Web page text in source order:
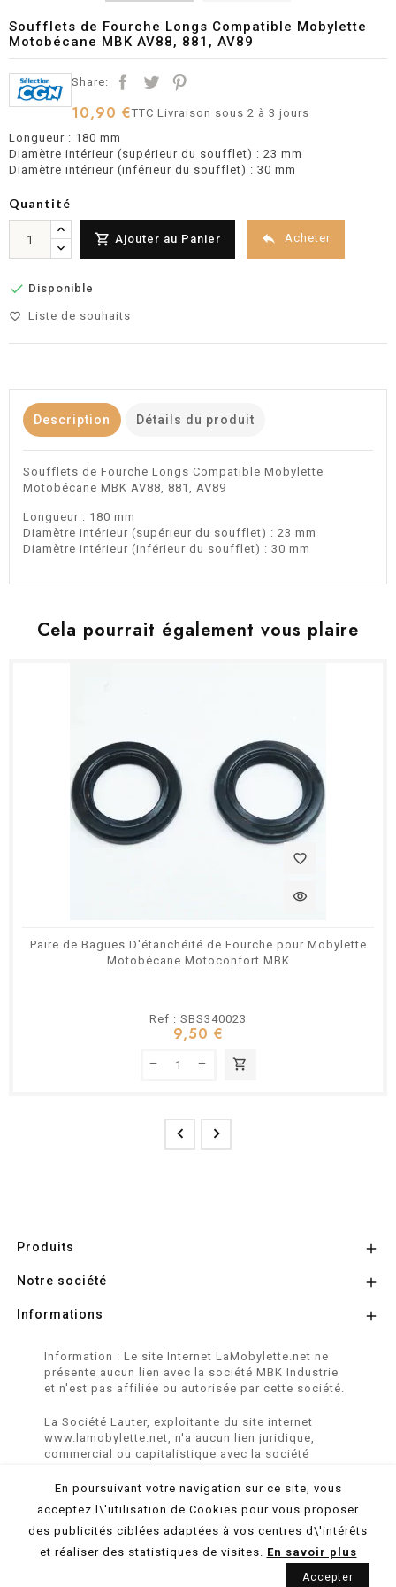
Soufflets de Fourche Longs Compatible Mobylette
Motobécane MBK AV88, 881, AV89
Share:
10,90 €TTCLivraison sous 2 à 3 jours
Longueur : 180 mm
Diamètre intérieur (supérieur du soufflet) : 23 mm
Diamètre intérieur (inférieur du soufflet) : 30 mm
Quantité
 Ajouter au Panier  Acheter
 Disponible
favorite_border Liste de souhaits
Description Détails du produit
Soufflets de Fourche Longs Compatible Mobylette
Motobécane MBK AV88, 881, AV89
Longueur : 180 mm
Diamètre intérieur (supérieur du soufflet) : 23 mm
Diamètre intérieur (inférieur du soufflet) : 30 mm
Cela pourrait également vous plaire
favorite_border
visibility
Paire de Bagues D'étanchéité de Fourche pour Mobylette
Motobécane Motoconfort MBK
Ref : SBS340023
9,50 €
shopping_cart
 
Produits 
Notre société 
Informations 
Information : Le site Internet LaMobylette.net ne
présente aucun lien avec la société MBK Industrie
et n'est pas affiliée ou autorisée par cette société.
La Société Lauter, exploitante du site internet
www.lamobylette.net, n'a aucun lien juridique,
commercial ou capitalistique avec la société
marques SOLEX, VELOSOLEX, SOLEXINE et E-
© 2026 LaMobylette.Net - Réalisation : ProduNet Informatique
En poursuivant votre navigation sur ce site, vous
acceptez l\'utilisation de Cookies pour vous proposer
des publicités ciblées adaptées à vos centres d\'intérêts
et réaliser des statistiques de visites. En savoir plus
Accepter